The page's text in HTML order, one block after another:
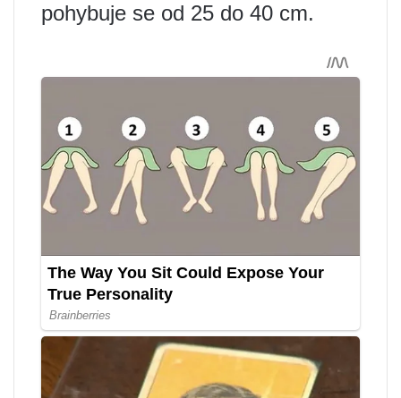
pohybuje se od 25 do 40 cm.